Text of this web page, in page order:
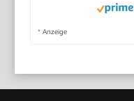
* Anzeige